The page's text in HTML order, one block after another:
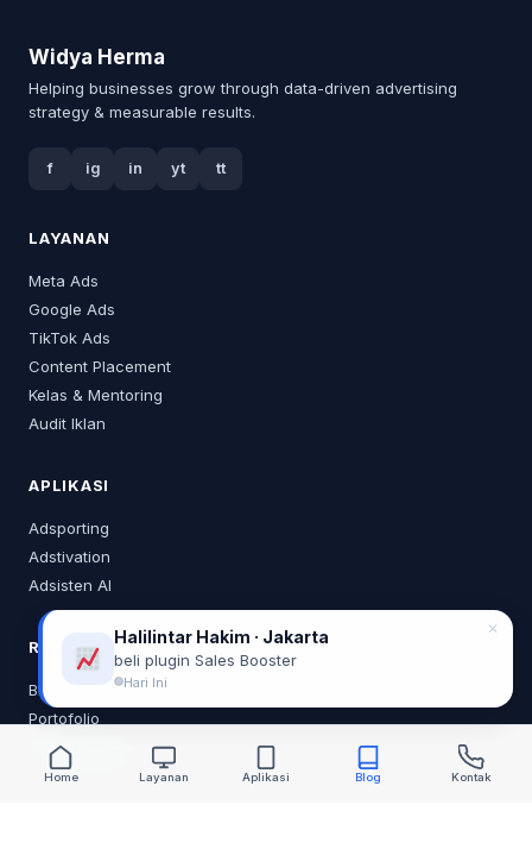
Widya Herma
Helping businesses grow through data-driven advertising
strategy & measurable results.
f ig in yt tt
LAYANAN
Meta Ads
Google Ads
TikTok Ads
Content Placement
Kelas & Mentoring
Audit Iklan
APLIKASI
Adsporting
Adstivation
Adsisten AI
RESOURCES
Blog
Portofolio
Tentang Saya
Home Layanan Aplikasi Blog Kontak
Halilintar Hakim · Jakarta
beli plugin Sales Booster
Hari Ini
✕